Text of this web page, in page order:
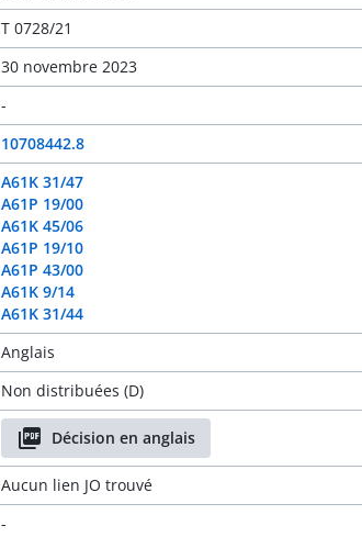
T 0728/21
30 novembre 2023
-
10708442.8
A61K 31/47
A61P 19/00
A61K 45/06
A61P 19/10
A61P 43/00
A61K 9/14
A61K 31/44
Anglais
Non distribuées (D)
Décision en anglais
Aucun lien JO trouvé
-